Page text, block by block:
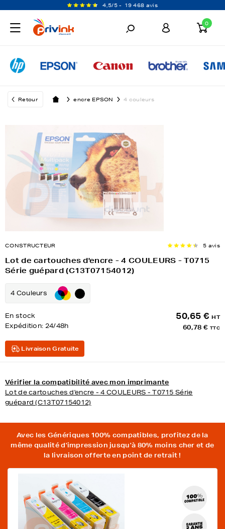
4,5/5 - 19 468 avis
0
Retour encre EPSON 4 couleurs
Avec les Génériques 100% compatibles, profitez de la
même qualité d'impression jusqu'à 80% moins cher et de
la livraison offerte en point de retrait !
CONSTRUCTEUR 5 avis
Lot de cartouches d'encre - 4 COULEURS - T0715
Série guépard (C13T07154012)
4 Couleurs
En stock
Expédition: 24/48h
50,65 € HT
60,78 € TTC
Livraison Gratuite
Vérifier la compatibilité avec mon imprimante
Lot de cartouches d'encre - 4 COULEURS - T0715 Série
guépard (C13T07154012)